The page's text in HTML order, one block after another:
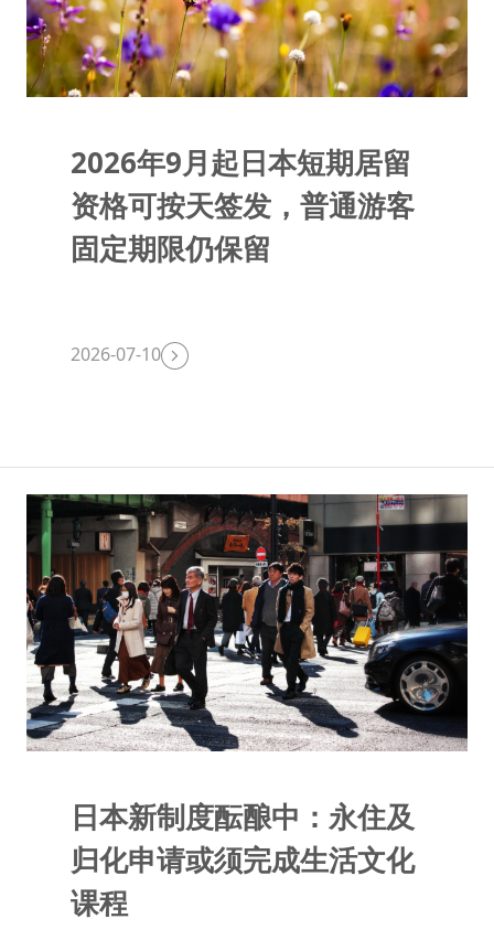
2026年9月起日本短期居留
资格可按天签发，普通游客
固定期限仍保留
2026-07-10
日本新制度酝酿中：永住及
归化申请或须完成生活文化
课程